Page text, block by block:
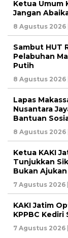
Ketua Umum
Jangan
8 Agustus 2026
Sambut HUT
Pelabuhan
Putih
8 Agustus 2026
Lapas
Nusantara
Bantuan
8 Agustus 2026
Ketua KAKI
Tunjukkan
Bukan
7 Agustus 2026
KAKI Jatim
KPPBC
7 Agustus 2026